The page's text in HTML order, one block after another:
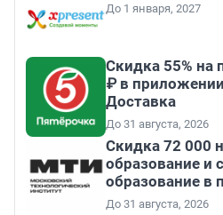
До 1 января, 2027
Скидка 55% на
₽ в
Доставка
До 31 августа, 2026
Скидка 72 000
образование и
образование в
До 31 августа, 2026